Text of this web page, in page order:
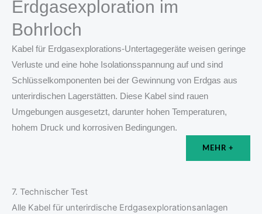
Erdgasexploration im
Bohrloch
Kabel für Erdgasexplorations-Untertagegeräte weisen geringe
Verluste und eine hohe Isolationsspannung auf und sind
Schlüsselkomponenten bei der Gewinnung von Erdgas aus
unterirdischen Lagerstätten. Diese Kabel sind rauen
Umgebungen ausgesetzt, darunter hohen Temperaturen,
hohem Druck und korrosiven Bedingungen.
MEHR +
7. Technischer Test
Alle Kabel für unterirdische Erdgasexplorationsanlagen